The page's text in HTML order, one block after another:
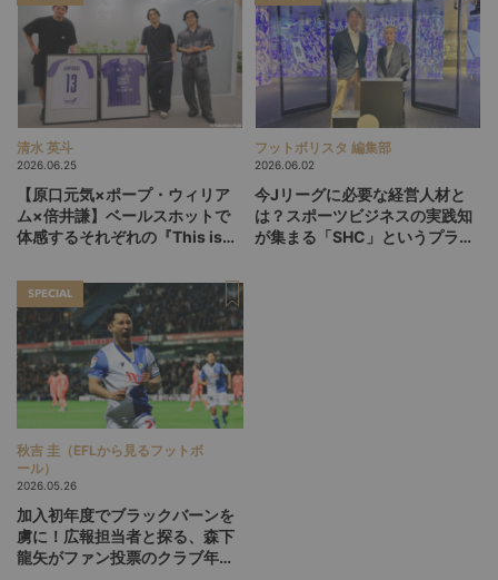
清水 英斗
2026.06.25
【原口元気×ポープ・ウィリア
ム×倍井謙】ベールスホットで
体感するそれぞれの『This is
フットボリスタ 編集部
2026.06.02
今Jリーグに必要な経営人材と
は？スポーツビジネスの実践知
が集まる「SHC」というプラッ
SPECIAL
秋吉 圭（EFLから見るフットボ
ール）
2026.05.26
加入初年度でブラックバーンを
虜に！広報担当者と探る、森下
龍矢がファン投票のクラブ年間